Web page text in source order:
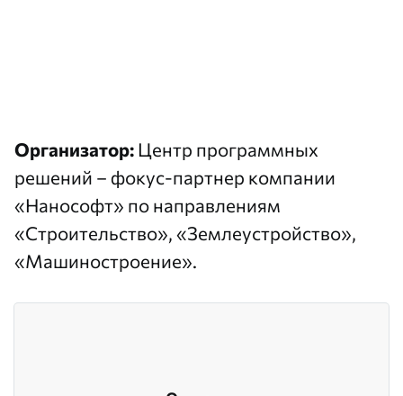
Организатор: Центр программных
решений – фокус-партнер компании
«Нанософт» по направлениям
«Строительство», «Землеустройство»,
«Машиностроение».